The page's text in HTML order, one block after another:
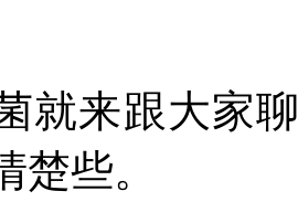
就来跟大家
楚些。